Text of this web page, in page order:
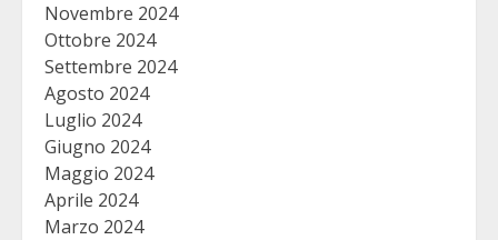
Novembre 2024
Ottobre 2024
Settembre 2024
Agosto 2024
Luglio 2024
Giugno 2024
Maggio 2024
Aprile 2024
Marzo 2024